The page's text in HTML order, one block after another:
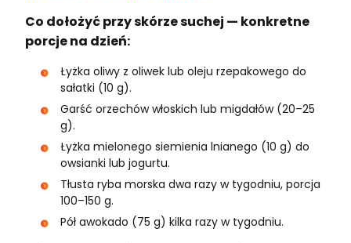
Co dołożyć przy skórze suchej — konkretne
porcje na dzień:
Łyżka oliwy z oliwek lub oleju rzepakowego do
sałatki (10 g).
Garść orzechów włoskich lub migdałów (20–25
g).
Łyżka mielonego siemienia lnianego (10 g) do
owsianki lub jogurtu.
Tłusta ryba morska dwa razy w tygodniu, porcja
100–150 g.
Pół awokado (75 g) kilka razy w tygodniu.